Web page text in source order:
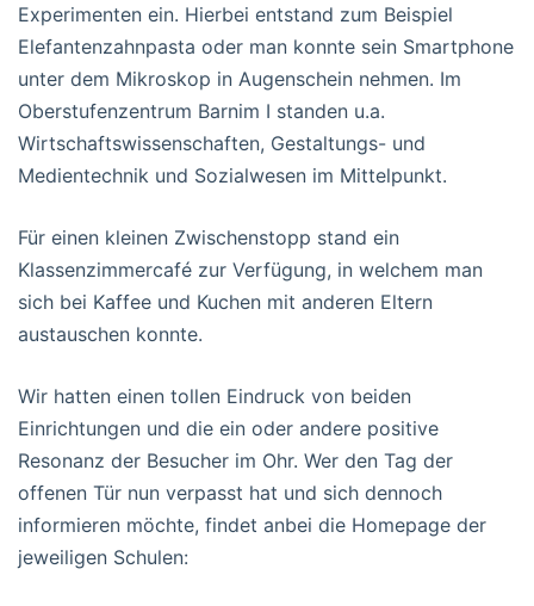
Experimenten ein. Hierbei entstand zum Beispiel
Elefantenzahnpasta oder man konnte sein Smartphone
unter dem Mikroskop in Augenschein nehmen. Im
Oberstufenzentrum Barnim I standen u.a.
Wirtschaftswissenschaften, Gestaltungs- und
Medientechnik und Sozialwesen im Mittelpunkt.
Für einen kleinen Zwischenstopp stand ein
Klassenzimmercafé zur Verfügung, in welchem man
sich bei Kaffee und Kuchen mit anderen Eltern
austauschen konnte.
Wir hatten einen tollen Eindruck von beiden
Einrichtungen und die ein oder andere positive
Resonanz der Besucher im Ohr. Wer den Tag der
offenen Tür nun verpasst hat und sich dennoch
informieren möchte, findet anbei die Homepage der
jeweiligen Schulen: